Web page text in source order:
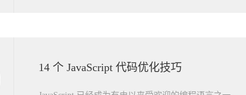
14 个 JavaScript 代码优化技巧